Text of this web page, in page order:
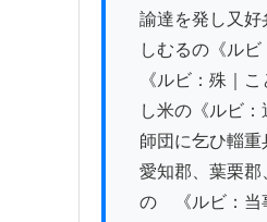
諭達を発し又好
しむるの《ルビ
《ルビ：殊｜こ
し米の《ルビ：
師団に乞ひ輜重
愛知郡、葉栗郡
の　《ルビ：当